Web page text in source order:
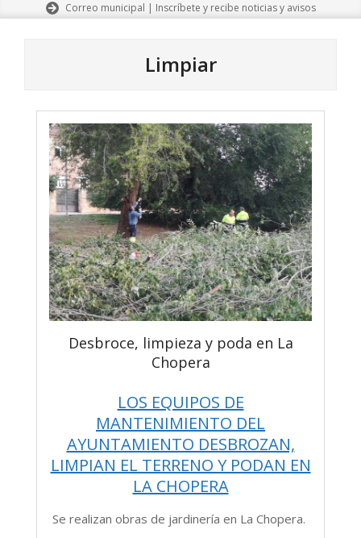
Correo municipal | Inscríbete y recibe noticias y avisos
Limpiar
Desbroce, limpieza y poda en La
Chopera
LOS EQUIPOS DE
MANTENIMIENTO DEL
AYUNTAMIENTO DESBROZAN,
LIMPIAN EL TERRENO Y PODAN EN
LA CHOPERA
Se realizan obras de jardinería en La Chopera.